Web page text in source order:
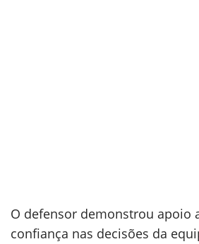
O defensor demonstrou apoio
confiança nas decisões da